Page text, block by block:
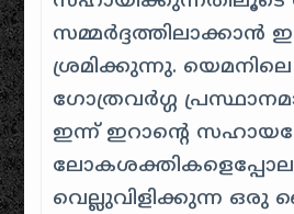
സമ്മർദ്ദത്തിലാക്കാൻ
ശ്രമിക്കുന്നു.
ഗോത്രവർഗ്ഗ
ഇന്ന് ഇറാന്റെ
വെല്ലുവിളിക്കുന്ന ഒരു